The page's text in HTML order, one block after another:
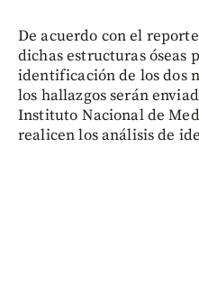
De acuerdo con el
dichas estructuras óseas
identificación de los dos
los hallazgos serán
Instituto Nacional de
realicen los análisis de